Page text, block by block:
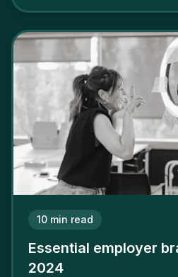
cannot simply wave a
10 min read
Essential employer
2024